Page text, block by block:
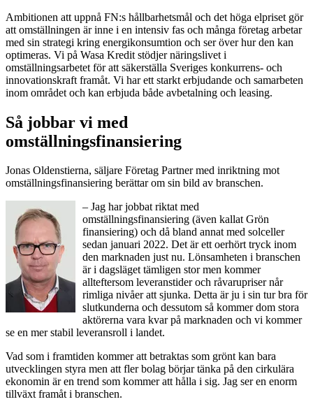
Ambitionen att uppnå FN:s hållbarhetsmål och det höga elpriset gör
att omställningen är inne i en intensiv fas och många företag arbetar
med sin strategi kring energikonsumtion och ser över hur den kan
optimeras. Vi på Wasa Kredit stödjer näringslivet i
omställningsarbetet för att säkerställa Sveriges konkurrens- och
innovationskraft framåt. Vi har ett starkt erbjudande och samarbeten
inom området och kan erbjuda både avbetalning och leasing.
Så jobbar vi med
omställningsfinansiering
Jonas Oldenstierna, säljare Företag Partner med inriktning mot
omställningsfinansiering berättar om sin bild av branschen.
– Jag har jobbat riktat med
omställningsfinansiering (även kallat Grön
finansiering) och då bland annat med solceller
sedan januari 2022. Det är ett oerhört tryck inom
den marknaden just nu. Lönsamheten i branschen
är i dagsläget tämligen stor men kommer
allteftersom leveranstider och råvarupriser når
rimliga nivåer att sjunka. Detta är ju i sin tur bra för
slutkunderna och dessutom så kommer dom stora
aktörerna vara kvar på marknaden och vi kommer
se en mer stabil leveransroll i landet.
Vad som i framtiden kommer att betraktas som grönt kan bara
utvecklingen styra men att fler bolag börjar tänka på den cirkulära
ekonomin är en trend som kommer att hålla i sig. Jag ser en enorm
tillväxt framåt i branschen.